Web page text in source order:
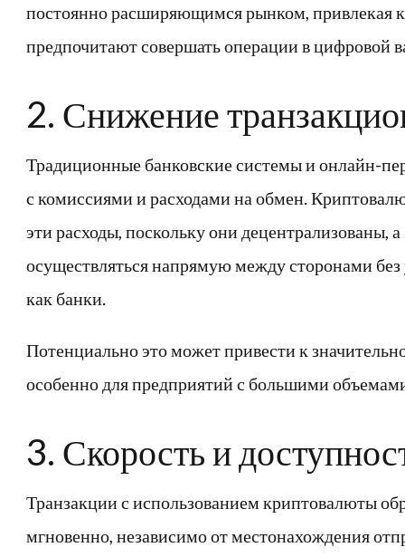
постоянно расширяющимся рынком, привлекая
предпочитают совершать операции в цифровой
2. Снижение
Традиционные банковские системы и онлайн-
с комиссиями и расходами на обмен.
эти расходы, поскольку они децентрализованы,
осуществляться напрямую между сторонами без
как банки.
Потенциально это может привести к
особенно для предприятий с большими
3. Скорость и
Транзакции с использованием криптовалюты
мгновенно, независимо от местонахождения